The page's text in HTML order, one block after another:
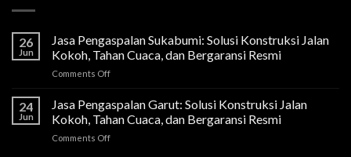
26
Jun
Jasa Pengaspalan Sukabumi: Solusi Konstruksi Jalan
Kokoh, Tahan Cuaca, dan Bergaransi Resmi
Comments Offon
Pengaspalan
Sukabumi:
Solusi
Konstruksi
24
Jun
Jasa Pengaspalan Garut: Solusi Konstruksi Jalan
Kokoh, Tahan Cuaca, dan Bergaransi Resmi
Comments Offon